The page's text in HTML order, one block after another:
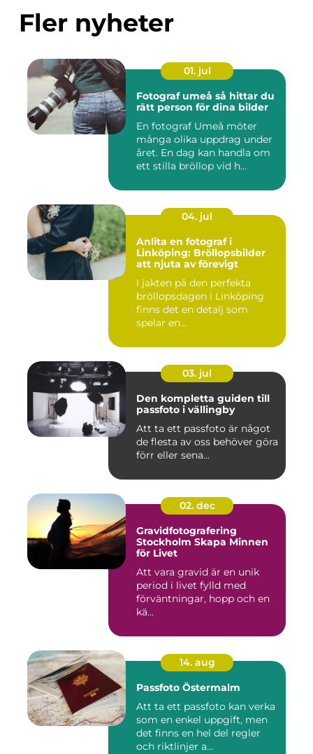
Fler nyheter
01. jul
Fotograf umeå så hittar du
rätt person för dina bilder
En fotograf Umeå möter
många olika uppdrag under
året. En dag kan handla om
ett stilla bröllop vid h...
04. jul
Anlita en fotograf i
Linköping: Bröllopsbilder
att njuta av förevigt
I jakten på den perfekta
bröllopsdagen i Linköping
finns det en detalj som
spelar en...
03. jul
Den kompletta guiden till
passfoto i vällingby
Att ta ett passfoto är något
de flesta av oss behöver göra
förr eller sena...
02. dec
Gravidfotografering
Stockholm Skapa Minnen
för Livet
Att vara gravid är en unik
period i livet fylld med
förväntningar, hopp och en
kä...
14. aug
Passfoto Östermalm
Att ta ett passfoto kan verka
som en enkel uppgift, men
det finns en hel del regler
och riktlinjer a...